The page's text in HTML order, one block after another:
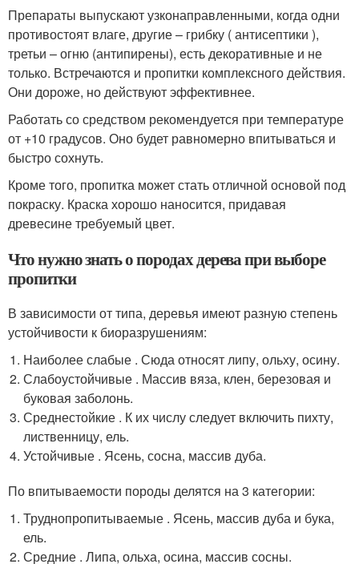
Препараты выпускают узконаправленными, когда одни
противостоят влаге, другие – грибку ( антисептики ),
третьи – огню (антипирены), есть декоративные и не
только. Встречаются и пропитки комплексного действия.
Они дороже, но действуют эффективнее.
Работать со средством рекомендуется при температуре
от +10 градусов. Оно будет равномерно впитываться и
быстро сохнуть.
Кроме того, пропитка может стать отличной основой под
покраску. Краска хорошо наносится, придавая
древесине требуемый цвет.
Что нужно знать о породах дерева при выборе
пропитки
В зависимости от типа, деревья имеют разную степень
устойчивости к биоразрушениям:
Наиболее слабые . Сюда относят липу, ольху, осину.
Слабоустойчивые . Массив вяза, клен, березовая и
буковая заболонь.
Среднестойкие . К их числу следует включить пихту,
лиственницу, ель.
Устойчивые . Ясень, сосна, массив дуба.
По впитываемости породы делятся на 3 категории:
Труднопропитываемые . Ясень, массив дуба и бука,
ель.
Средние . Липа, ольха, осина, массив сосны.